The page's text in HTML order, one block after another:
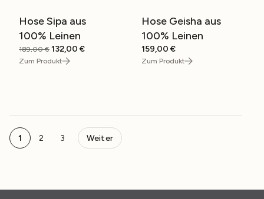
SALE
Hose Sipa aus
100% Leinen
189,00€ Ursprünglicher
Preis
132,00 €Aktueller
Zum Produkt
Hose Geisha aus
100% Leinen
159,00 €
Zum Produkt
Seitennavigation
1 2 3 Weiter